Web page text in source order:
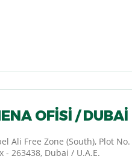
OFISI / DUBAI
Ali Free Zone (South), Plot No.
- 263438, Dubai / U.A.E.